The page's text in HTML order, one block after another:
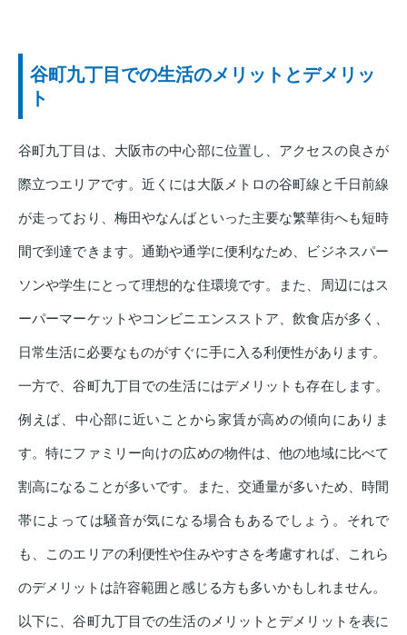
谷町九丁目での生活のメリットとデメリッ
ト
谷町九丁目は、大阪市の中心部に位置し、アクセスの良さが
際立つエリアです。近くには大阪メトロの谷町線と千日前線
が走っており、梅田やなんばといった主要な繁華街へも短時
間で到達できます。通勤や通学に便利なため、ビジネスパー
ソンや学生にとって理想的な住環境です。また、周辺にはス
ーパーマーケットやコンビニエンスストア、飲食店が多く、
日常生活に必要なものがすぐに手に入る利便性があります。
一方で、谷町九丁目での生活にはデメリットも存在します。
例えば、中心部に近いことから家賃が高めの傾向にありま
す。特にファミリー向けの広めの物件は、他の地域に比べて
割高になることが多いです。また、交通量が多いため、時間
帯によっては騒音が気になる場合もあるでしょう。それで
も、このエリアの利便性や住みやすさを考慮すれば、これら
のデメリットは許容範囲と感じる方も多いかもしれません。
以下に、谷町九丁目での生活のメリットとデメリットを表に